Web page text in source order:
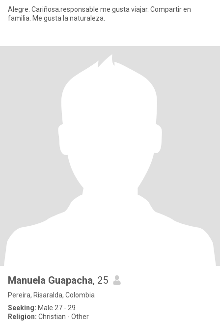
Alegre. Cariñosa.responsable me gusta viajar. Compartir en
familia. Me gusta la naturaleza.
Manuela Guapacha, 25
Pereira, Risaralda, Colombia
Seeking: Male 27 - 29
Religion: Christian - Other